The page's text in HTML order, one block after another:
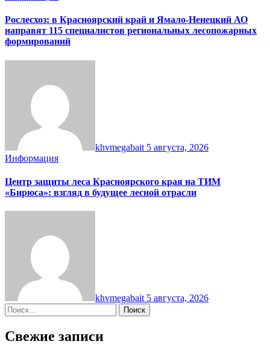
Рослесхоз: в Красноярский край и Ямало-Ненецкий АО
направят 115 специалистов региональных лесопожарных
формирований
khvmegabait 5 августа, 2026
Информация
Центр защиты леса Красноярского края на ТИМ
«Бирюса»: взгляд в будущее лесной отрасли
khvmegabait 5 августа, 2026
Найти:
Свежие записи